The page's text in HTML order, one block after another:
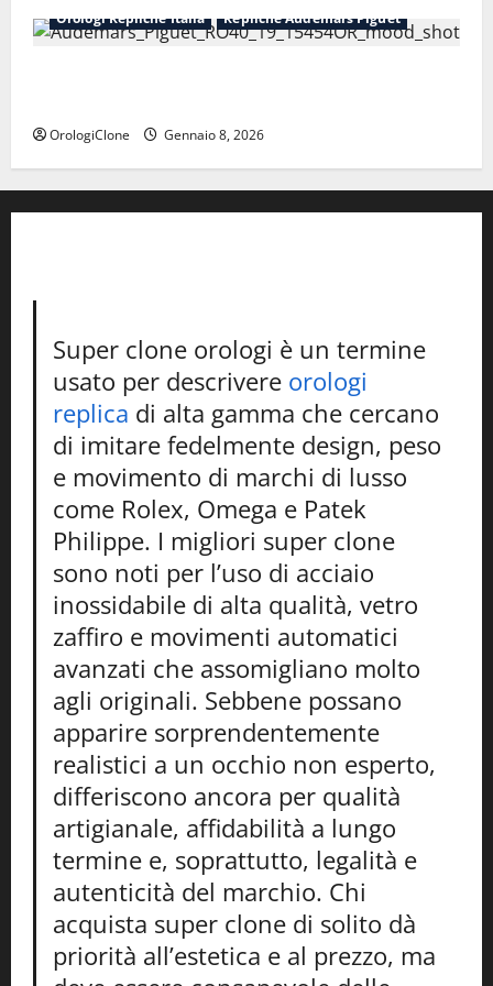
Orologi Repliche Italia
Repliche Audemars Piguet
OrologiClone Gennaio 8, 2026
Super clone orologi è un termine
usato per descrivere orologi
replica di alta gamma che cercano
di imitare fedelmente design, peso
e movimento di marchi di lusso
come Rolex, Omega e Patek
Philippe. I migliori super clone
sono noti per l’uso di acciaio
inossidabile di alta qualità, vetro
zaffiro e movimenti automatici
avanzati che assomigliano molto
agli originali. Sebbene possano
apparire sorprendentemente
realistici a un occhio non esperto,
differiscono ancora per qualità
artigianale, affidabilità a lungo
termine e, soprattutto, legalità e
autenticità del marchio. Chi
acquista super clone di solito dà
priorità all’estetica e al prezzo, ma